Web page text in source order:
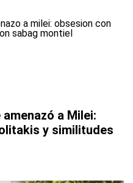
a Milei:
y similitudes